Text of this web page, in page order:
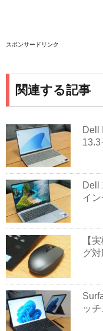
スポンサードリンク
関連する記事
Dell
13.3
Dell
イ
【
グ
ッ